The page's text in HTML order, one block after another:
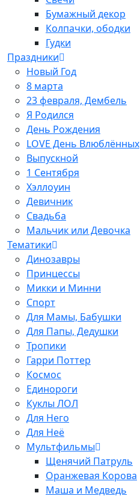
Бумажный декор
Колпачки, ободки
Гудки
Праздники
Новый Год
8 марта
23 февраля, Дембель
Я Родился
День Рождения
LOVE День Влюблённых
Выпускной
1 Сентября
Хэллоуин
Девичник
Свадьба
Мальчик или Девочка
Тематики
Динозавры
Принцессы
Микки и Минни
Спорт
Для Мамы, Бабушки
Для Папы, Дедушки
Тропики
Гарри Поттер
Космос
Единороги
Куклы ЛОЛ
Для Него
Для Неё
Мультфильмы
Щенячий Патруль
Оранжевая Корова
Маша и Медведь